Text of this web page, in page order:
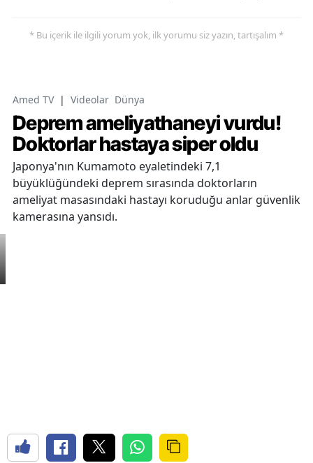
* Bu içerik ile ilgili yorum yok, ilk yorumu siz yazın, tartışalım *
Amed TV | Videolar Dünya
Deprem ameliyathaneyi vurdu!
Doktorlar hastaya siper oldu
Japonya'nın Kumamoto eyaletindeki 7,1
büyüklüğündeki deprem sırasında doktorların
ameliyat masasındaki hastayı koruduğu anlar güvenlik
kamerasına yansıdı.